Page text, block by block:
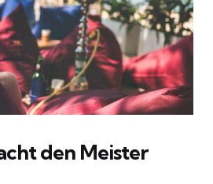
den Meister